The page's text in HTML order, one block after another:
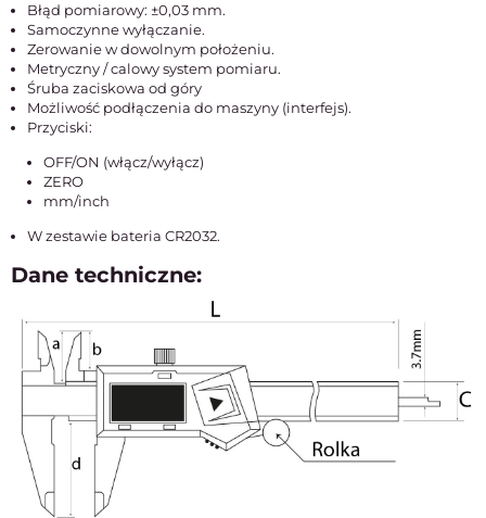
Błąd pomiarowy: ±0,03 mm.
Samoczynne wyłączanie.
Zerowanie w dowolnym położeniu.
Metryczny / calowy system pomiaru.
Śruba zaciskowa od góry
Możliwość podłączenia do maszyny (interfejs).
Przyciski:
OFF/ON (włącz/wyłącz)
ZERO
mm/inch
W zestawie bateria CR2032.
Dane techniczne: